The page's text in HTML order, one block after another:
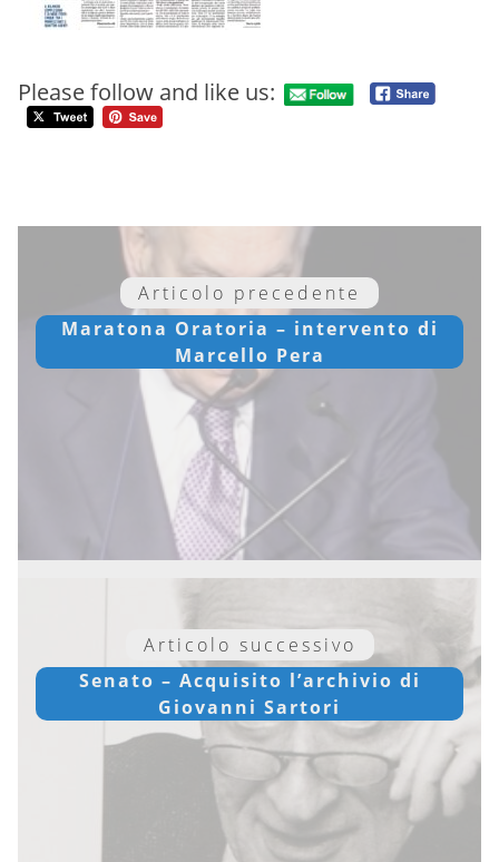
Please follow and like us:
Articolo precedente
Maratona Oratoria – intervento di
Marcello Pera
Articolo successivo
Senato – Acquisito l’archivio di
Giovanni Sartori